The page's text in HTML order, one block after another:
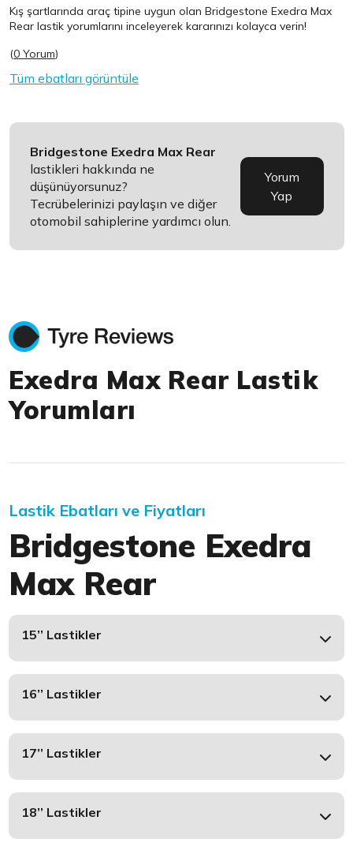
Kış şartlarında araç tipine uygun olanBridgestone Exedra Max
Rear lastik yorumlarını inceleyerek kararınızı kolayca verin!
(0 Yorum)
Tüm ebatları görüntüle
Bridgestone Exedra Max Rear
lastikleri hakkında ne
düşünüyorsunuz?
Tecrübelerinizi paylaşın ve diğer
otomobil sahiplerine yardımcı olun.
Yorum
Yap
Exedra Max Rear Lastik
Yorumları
Lastik Ebatları ve Fiyatları
Bridgestone Exedra
Max Rear
15’’ Lastikler
16’’ Lastikler
17’’ Lastikler
18’’ Lastikler